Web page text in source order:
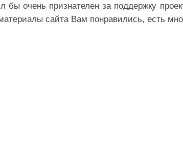
бы очень признателен за поддержку
сайта Вам понравились, есть